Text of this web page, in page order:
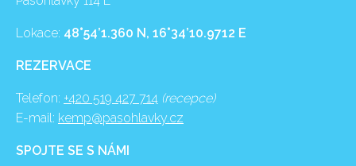
Lokace: 48°54’1.360 N, 16°34’10.9712 E
REZERVACE
Telefon: +420 519 427 714 (recepce)
E-mail: kemp@pasohlavky.cz
SPOJTE SE S NÁMI